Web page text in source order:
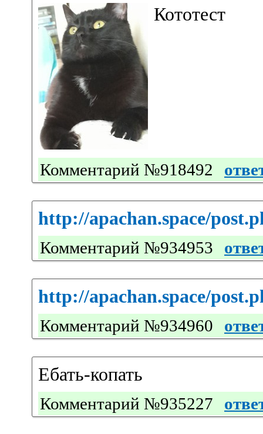
Кототест
Комментарий №918492
http://apachan.space/
Комментарий №934953
http://apachan.space/
Комментарий №934960
Ебать-копать
Комментарий №935227